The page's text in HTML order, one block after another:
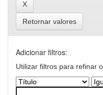
Retornar valores
Adicionar filtros:
Utilizar filtros para refinar